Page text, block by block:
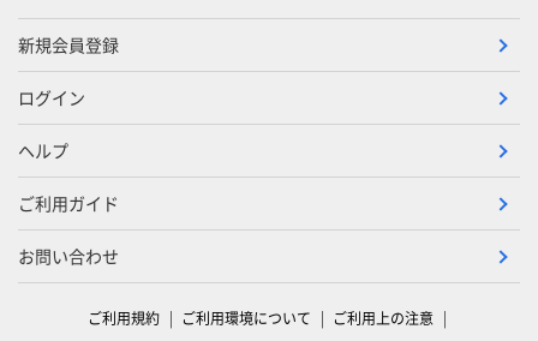
新規会員登録
ログイン
ヘルプ
ご利用ガイド
お問い合わせ
ご利用規約 ご利用環境について
ご利用上の注意